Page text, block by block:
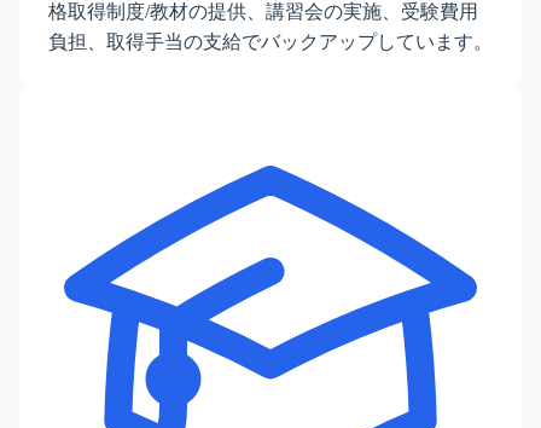
格取得制度/教材の提供、講習会の実施、受験費用
負担、取得手当の支給でバックアップしています。